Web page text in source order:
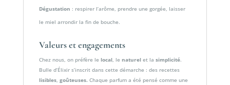
Dégustation : respirer l’arôme, prendre une gorgée, laisser
le miel arrondir la fin de bouche.
Valeurs et engagements
Chez nous, on préfère le local, le naturelet la simplicité.
Bulle d’Élixir s’inscrit dans cette démarche : des recettes
lisibles, goûteuses. Chaque parfum a été pensé comme une